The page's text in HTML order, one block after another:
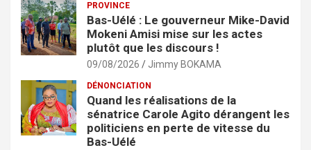
PROVINCE
Bas-Uélé : Le gouverneur Mike-David
Mokeni Amisi mise sur les actes
plutôt que les discours !
09/08/2026 Jimmy BOKAMA
DÉNONCIATION
Quand les réalisations de la
sénatrice Carole Agito dérangent les
politiciens en perte de vitesse du
Bas-Uélé